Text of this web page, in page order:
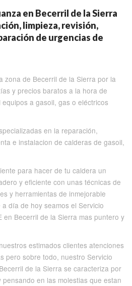
en Becerril de la Sierra
limpieza, revisión,
de urgencias de
zona de Becerril de la Sierra por la
y precios baratos a la hora de
a gasoil, gas o eléctricos
en la reparación,
e instalacion de calderas de gasoil,
para hacer de tu caldera un
y eficiente con unas técnicas de
y herramientas de inmejorable
día de hoy seamos el Servicio
en Becerril de la Sierra mas puntero y
estimados clientes atenciones
pero sobre todo, nuestro Servicio
de la Sierra se caracteriza por
en las molestias que estan